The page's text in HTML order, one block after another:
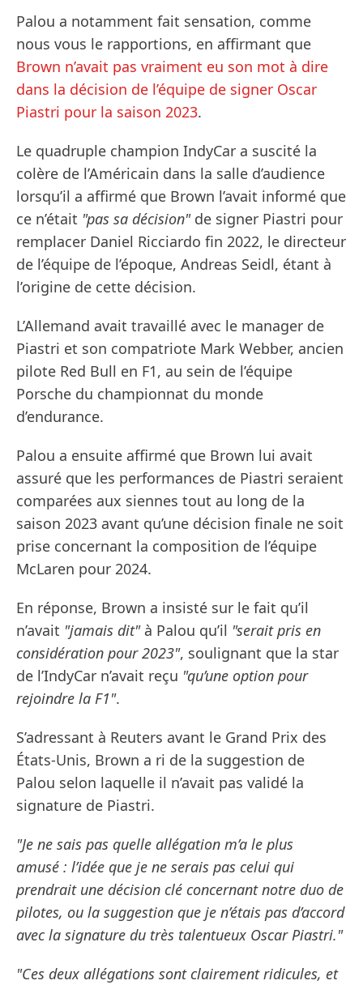
Palou a notamment fait sensation, comme
nous vous le rapportions, en affirmant que
Brown n’avait pas vraiment eu son mot à dire
dans la décision de l’équipe de signer Oscar
Piastri pour la saison 2023.
Le quadruple champion IndyCar a suscité la
colère de l’Américain dans la salle d’audience
lorsqu’il a affirmé que Brown l’avait informé que
ce n’était "pas sa décision"de signer Piastri pour
remplacer Daniel Ricciardo fin 2022, le directeur
de l’équipe de l’époque, Andreas Seidl, étant à
l’origine de cette décision.
L’Allemand avait travaillé avec le manager de
Piastri et son compatriote Mark Webber, ancien
pilote Red Bull en F1, au sein de l’équipe
Porsche du championnat du monde
d’endurance.
Palou a ensuite affirmé que Brown lui avait
assuré que les performances de Piastri seraient
comparées aux siennes tout au long de la
saison 2023 avant qu’une décision finale ne soit
prise concernant la composition de l’équipe
McLaren pour 2024.
En réponse, Brown a insisté sur le fait qu’il
n’avait "jamais dit"à Palou qu’il "serait pris en
considération pour 2023", soulignant que la star
de l’IndyCar n’avait reçu "qu’une option pour
rejoindre la F1".
S’adressant à Reuters avant le Grand Prix des
États-Unis, Brown a ri de la suggestion de
Palou selon laquelle il n’avait pas validé la
signature de Piastri.
"Je ne sais pas quelle allégation m’a le plus
amusé : l’idée que je ne serais pas celui qui
prendrait une décision clé concernant notre duo de
pilotes, ou la suggestion que je n’étais pas d’accord
avec la signature du très talentueux Oscar Piastri."
"Ces deux allégations sont clairement ridicules, et